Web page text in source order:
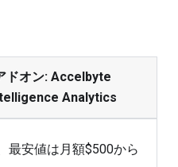
ドオン: Accelbyte
Analytics
最安値は月額$500から